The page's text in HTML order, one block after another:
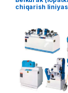
chiqarish